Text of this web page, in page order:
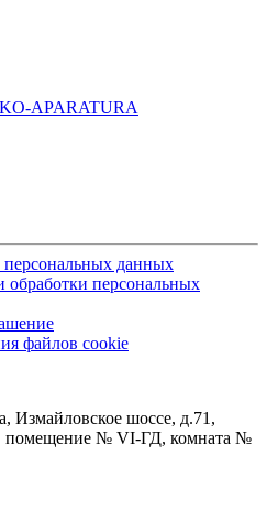
персональных данных
персональных
файлов cookie
Измайловское шоссе, д.71,
помещение № VI-ГД, комната №